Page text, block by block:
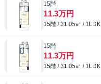
15階
11.3万円
15階 / 31.05㎡ / 1LDK
15階
11.3万円
15階 / 31.05㎡ / 1LDK